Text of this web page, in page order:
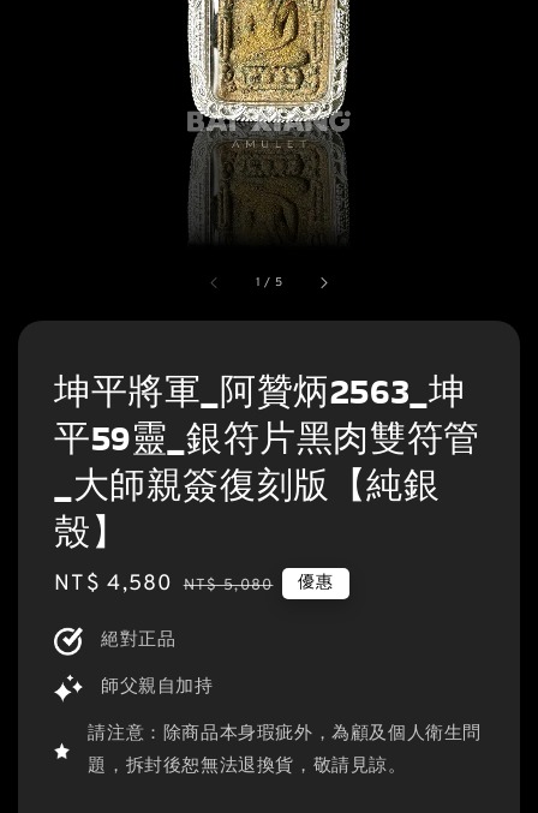
1 / 5
坤平將軍_阿贊炳2563_坤
平59靈_銀符片黑肉雙符管
_大師親簽復刻版【純銀
殼】
Sale
NT$ 4,580 Regular
NT$ 5,080 優惠
絕對正品
師父親自加持
請注意：除商品本身瑕疵外，為顧及個人衛生問
題，拆封後恕無法退換貨，敬請見諒。